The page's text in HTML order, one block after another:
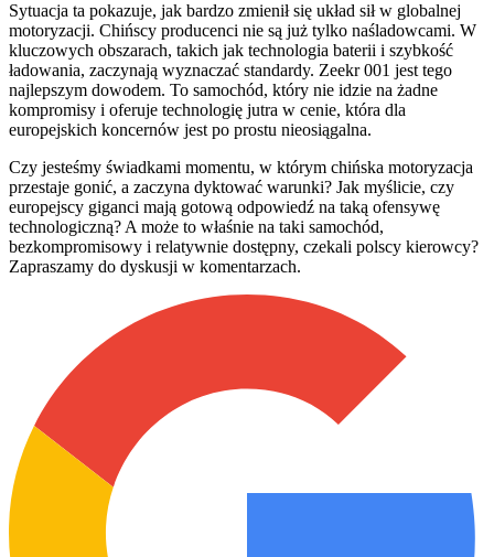
Sytuacja ta pokazuje, jak bardzo zmienił się układ sił w globalnej
motoryzacji. Chińscy producenci nie są już tylko naśladowcami. W
kluczowych obszarach, takich jak technologia baterii i szybkość
ładowania, zaczynają wyznaczać standardy. Zeekr 001 jest tego
najlepszym dowodem. To samochód, który nie idzie na żadne
kompromisy i oferuje technologię jutra w cenie, która dla
europejskich koncernów jest po prostu nieosiągalna.
Czy jesteśmy świadkami momentu, w którym chińska motoryzacja
przestaje gonić, a zaczyna dyktować warunki? Jak myślicie, czy
europejscy giganci mają gotową odpowiedź na taką ofensywę
technologiczną? A może to właśnie na taki samochód,
bezkompromisowy i relatywnie dostępny, czekali polscy kierowcy?
Zapraszamy do dyskusji w komentarzach.